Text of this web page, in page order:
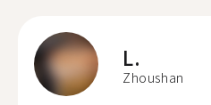
L.
Zhoushan